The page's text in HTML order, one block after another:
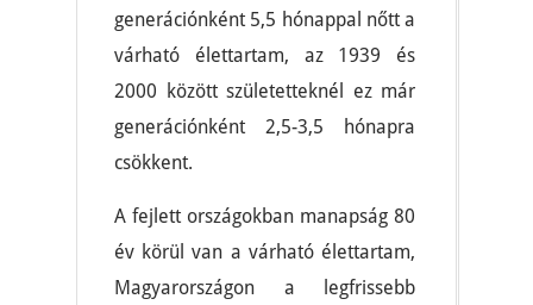
generációnként 5,5 hónappal nőtt a
várható élettartam, az 1939 és
2000 között születetteknél ez már
generációnként 2,5-3,5 hónapra
csökkent.
A fejlett országokban manapság 80
év körül van a várható élettartam,
Magyarországon a legfrissebb